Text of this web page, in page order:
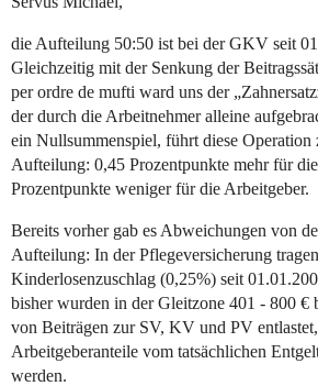
die Aufteilung 50:50 ist bei der GKV seit
Gleichzeitig mit der Senkung der
per ordre de mufti ward uns der
der durch die Arbeitnehmer alleine
ein Nullsummenspiel, führt diese Operation
Aufteilung: 0,45 Prozentpunkte mehr für
Prozentpunkte weniger für die Arbeitgeber.
Bereits vorher gab es Abweichungen von
Aufteilung: In der Pflegeversicherung
Kinderlosenzuschlag (0,25%) seit
bisher wurden in der Gleitzone 401 - 800 €
von Beiträgen zur SV, KV und PV
Arbeitgeberanteile vom tatsächlichen
werden.